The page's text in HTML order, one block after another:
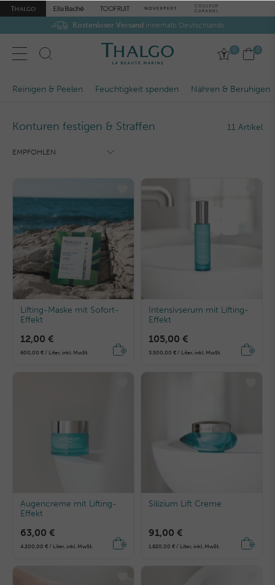
Kostenloser Versand innerhalb Deutschlands
0 0
Reinigen & Peelen Feuchtigkeit spenden Nähren & Beruhigen
Konturen festigen & Straffen 11 Artikel
Lifting-Maske mit Sofort-
Effekt
12,00 €
600,00 € / Liter, inkl. MwSt.
Intensivserum mit Lifting-
Effekt
105,00 €
3.500,00 € / Liter, inkl. MwSt.
Augencreme mit Lifting-
Effekt
63,00 €
4.200,00 € / Liter, inkl. MwSt.
Silizium Lift Creme
91,00 €
1.820,00 € / Liter, inkl. MwSt.